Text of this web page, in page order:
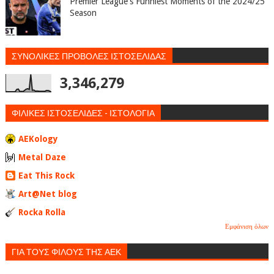
Season
ΣΥΝΟΛΙΚΕΣ ΠΡΟΒΟΛΕΣ ΙΣΤΟΣΕΛΙΔΑΣ
3,346,279
ΦΙΛΙΚΕΣ ΙΣΤΟΣΕΛΙΔΕΣ - ΙΣΤΟΛΟΓΙΑ
AEKology
Metal Daze
Eat This Rock
Art@Net blog
Rocka Rolla
Εμφάνιση όλων
ΓΙΑ ΤΟΥΣ ΦΙΛΟΥΣ ΤΗΣ ΑΕΚ